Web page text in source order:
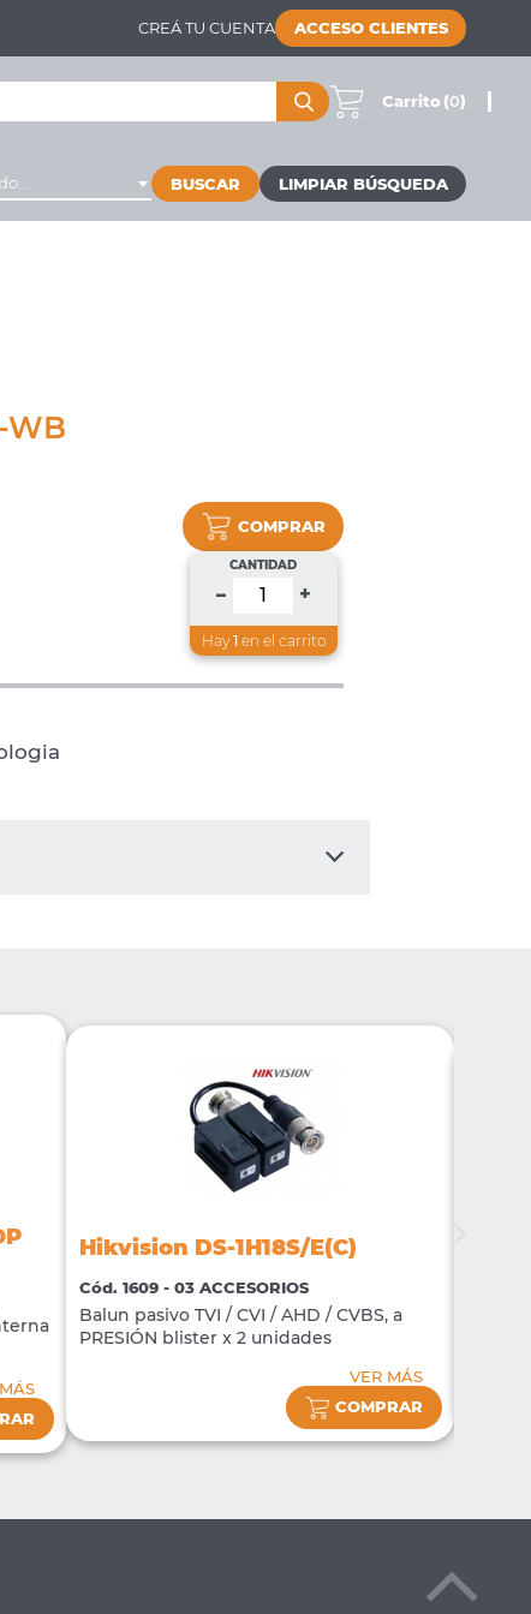
CREÁ TU CUENTA ACCESO CLIENTES
Carrito (0)
BUSCAR
WB
COMPRAR
CANTIDAD
– +
Hay 1en el carrito
Hikvision DS-1H18S/E(C)
Cód. 1609 - 03 ACCESORIOS
Balun pasivo TVI / CVI / AHD / CVBS, a
PRESIÓN blister x 2 unidades
VER MÁS
COMPRAR